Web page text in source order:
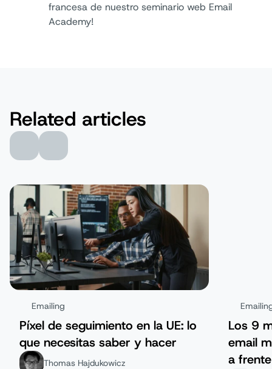
francesa de nuestro seminario web Email
Academy!
Related articles
Emailing
Píxel de seguimiento en la UE: lo
que necesitas saber y hacer
Thomas Hajdukowicz
Los 9
email
a frente